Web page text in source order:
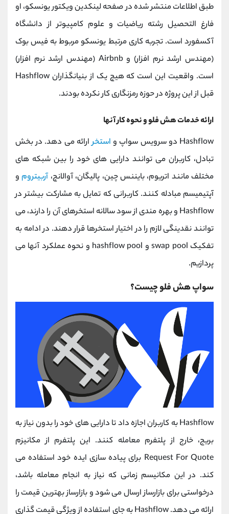
طبق اطلاعات منتشر شده در صفحه لینکدین ویکتور یونسکو، او
فارغ التحصیل رشته ریاضیات و علوم کامپیوتر از دانشگاه
آکسفورد است. تجربه کاری مرتبط یونسکو مربوط به فیس بوک
(مهندس ارشد نرم افزار) و Airbnb (مهندس ارشد نرم افزار)
است. واقعیت این است که هیچ یک از بنیانگذاران Hashflow
قبل از این پروژه در حوزه رمزنگاری کار نکرده بودند.
ارائه خدمات هش فلو و نحوه کار آنها
Hashflow دو سرویس سواپ و
استخرارائه می دهد. در بخش
تبادل، کاربران می توانند دارایی های خود را بین شبکه های
مختلف مانند اتریوم، بایننس چین، پالیگان، آوالانچ،آربیتروم و
آپتیمیسم مبادله کنند. کاربرانی که تمایل به مشارکت بیشتر در
Hashflow و بهره مندی از سود سالانه استخرهای آن را دارند، می
توانند نقدینگی لازم را در اختیار استخرها قرار دهند. در ادامه به
تفکیک swap pool و hashflow pool و نحوه عملکرد آنها می
پردازیم.
سواپ هش فلو چیست؟
Hashflow به کاربران اجازه داد تا دارایی های خود را بدون نیاز به
بریج، خارج از پلتفرم معامله کنند. این پلتفرم از مکانیزم
Request For Quote برای پیاده سازی ایده خود استفاده می
کند. در این مکانیسم زمانی که نیاز به انجام معامله باشد،
درخواستی برای بازارساز ارسال می شود و بازارساز بهترین قیمت را
ارائه می دهد. Hashflow به جای استفاده از ویژگی قیمت گذاری